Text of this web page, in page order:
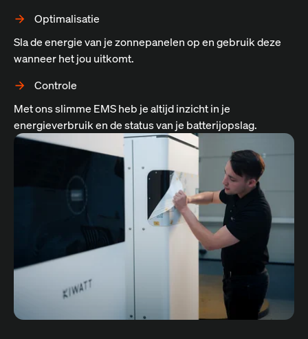
Optimalisatie
Sla de energie van je zonnepanelen op en gebruik deze
wanneer het jou uitkomt.
Controle
Met ons slimme EMS heb je altijd inzicht in je
energieverbruik en de status van je batterijopslag.